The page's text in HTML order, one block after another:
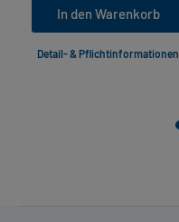
In den Warenkorb
Detail- & Pflichtinformationen